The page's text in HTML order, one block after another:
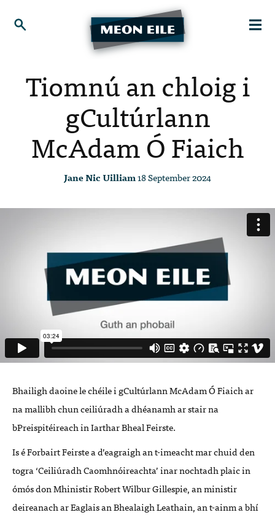
Tiomnú an chloig i
gCultúrlann
McAdam Ó Fiaich
Jane Nic Uilliam18 September 2024
Bhailigh daoine le chéile i gCultúrlann McAdam Ó Fiaich ar
na mallibh chun ceiliúradh a dhéanamh ar stair na
bPreispitéireach in Iarthar Bheal Feirste.
Is é Forbairt Feirste a d’eagraigh an t-imeacht mar chuid den
togra ‘Ceiliúradh Caomhnóireachta’ inar nochtadh plaic in
ómós don Mhinistir Robert Wilbur Gillespie, an ministir
deireanach ar Eaglais an Bhealaigh Leathain, an t-ainm a bhí